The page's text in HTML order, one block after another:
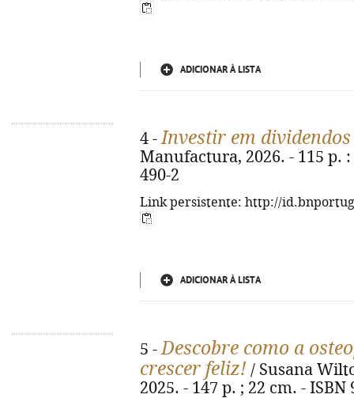
ADICIONAR À LISTA
4 -Investir em dividendos
Manufactura, 2026. - 115 p. :
490-2
Link persistente: http://
ADICIONAR À LISTA
5 -Descobre como a
crescer feliz! / Susana
2025. - 147 p. ; 22 cm. - ISBN